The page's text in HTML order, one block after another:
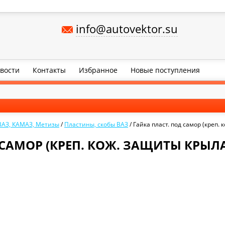
info@autovektor.su
Контакты Избранное Новые поступления
КАМАЗ, Метизы/Пластины, скобы ВАЗ/Гайка пласт. под самор
(КРЕП. КОЖ. ЗАЩИТЫ КРЫЛА)